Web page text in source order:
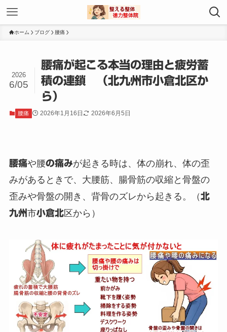
ホーム ブログ 腰痛
腰痛が起こる本当の理由と疲労蓄
積の連鎖 （北九州市小倉北区か
ら）
2026
6/05
腰痛 2026年1月16日 2026年6月5日
腰痛や腰の痛みが起きる時は、体の崩れ、体の歪
みがあるときで、大腰筋、腸骨筋の収縮と骨盤の
歪みや骨盤の開き、背骨のズレから起きる。（北
九州市小倉北区から）